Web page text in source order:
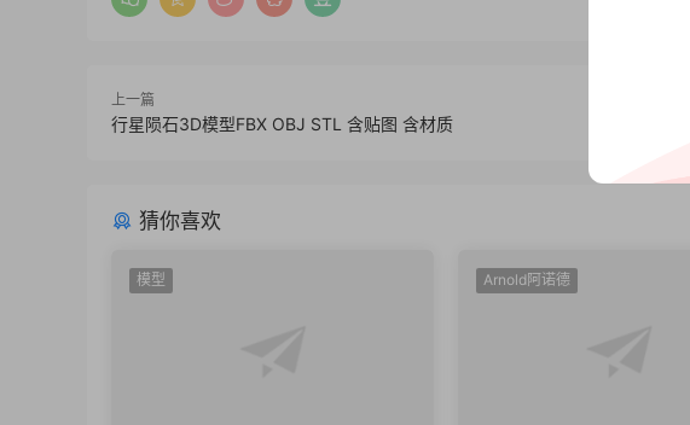
上一篇
行星陨石3D模型FBX OBJ STL 含贴图 含材质
猜你喜欢
模型 Arnold阿诺德